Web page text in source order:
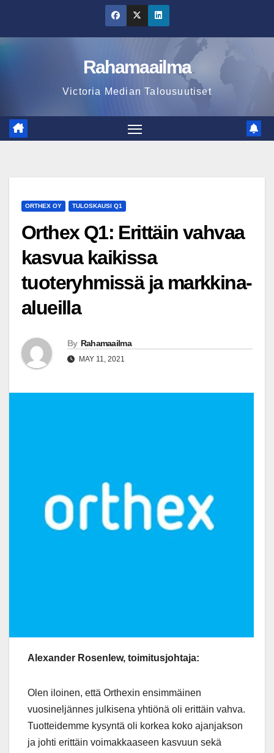
content
Rahamaailma
Victoria Median Talousuutiset
ORTHEX OY TULOSKAUSI Q1
Orthex Q1: Erittäin vahvaa
kasvua kaikissa
tuoteryhmissä ja markkina-
alueilla
By Rahamaailma
MAY 11, 2021
Alexander Rosenlew, toimitusjohtaja:
Olen iloinen, että Orthexin ensimmäinen
vuosineljännes julkisena yhtiönä oli erittäin vahva.
Tuotteidemme kysyntä oli korkea koko ajanjakson
ja johti erittäin voimakkaaseen kasvuun sekä